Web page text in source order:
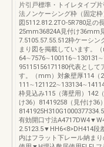
片引戸標準・トイレタイプ
法ノンケーシング枠（固定
図5112.812.2TO-5R780足の
25mm36824A見付け36mm
7.5105.57.55.512枠ケーシ
まり図を掲載しています。
95115156171180代表として
す。（mm）対象壁厚114（
枠見込み115（薄壁用）142
け36）81419258（見付け36）
有効開口寸法
2.5123.5▼HH6<8>DH414段
内はフラット下レール納ま